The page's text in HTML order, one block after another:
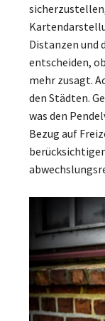
Distanzen und
entscheiden,
mehr zusagt.
den Städten.
was den
Bezug auf